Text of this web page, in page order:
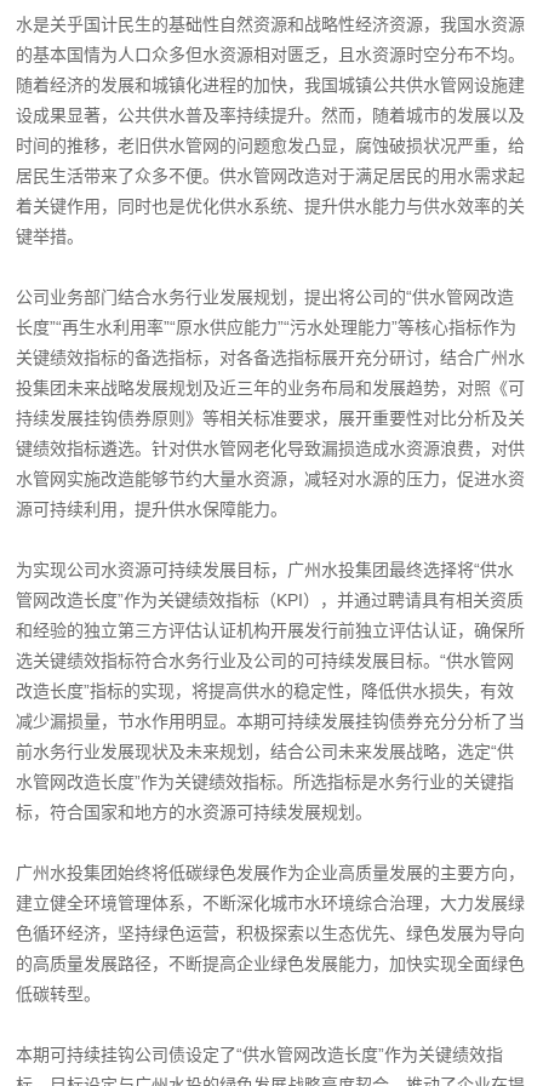
水是关乎国计民生的基础性自然资源和战略性经济资源，我国水资源
的基本国情为人口众多但水资源相对匮乏，且水资源时空分布不均。
随着经济的发展和城镇化进程的加快，我国城镇公共供水管网设施建
设成果显著，公共供水普及率持续提升。然而，随着城市的发展以及
时间的推移，老旧供水管网的问题愈发凸显，腐蚀破损状况严重，给
居民生活带来了众多不便。供水管网改造对于满足居民的用水需求起
着关键作用，同时也是优化供水系统、提升供水能力与供水效率的关
键举措。
公司业务部门结合水务行业发展规划，提出将公司的“供水管网改造
长度”“再生水利用率”“原水供应能力”“污水处理能力”等核心指标作为
关键绩效指标的备选指标，对各备选指标展开充分研讨，结合广州水
投集团未来战略发展规划及近三年的业务布局和发展趋势，对照《可
持续发展挂钩债券原则》等相关标准要求，展开重要性对比分析及关
键绩效指标遴选。针对供水管网老化导致漏损造成水资源浪费，对供
水管网实施改造能够节约大量水资源，减轻对水源的压力，促进水资
源可持续利用，提升供水保障能力。
为实现公司水资源可持续发展目标，广州水投集团最终选择将“供水
管网改造长度”作为关键绩效指标（KPI），并通过聘请具有相关资质
和经验的独立第三方评估认证机构开展发行前独立评估认证，确保所
选关键绩效指标符合水务行业及公司的可持续发展目标。“供水管网
改造长度”指标的实现，将提高供水的稳定性，降低供水损失，有效
减少漏损量，节水作用明显。本期可持续发展挂钩债券充分分析了当
前水务行业发展现状及未来规划，结合公司未来发展战略，选定“供
水管网改造长度”作为关键绩效指标。所选指标是水务行业的关键指
标，符合国家和地方的水资源可持续发展规划。
广州水投集团始终将低碳绿色发展作为企业高质量发展的主要方向，
建立健全环境管理体系，不断深化城市水环境综合治理，大力发展绿
色循环经济，坚持绿色运营，积极探索以生态优先、绿色发展为导向
的高质量发展路径，不断提高企业绿色发展能力，加快实现全面绿色
低碳转型。
本期可持续挂钩公司债设定了“供水管网改造长度”作为关键绩效指